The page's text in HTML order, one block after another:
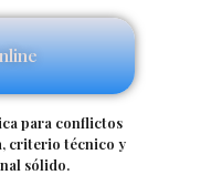
para conflictos
criterio técnico y
sólido.